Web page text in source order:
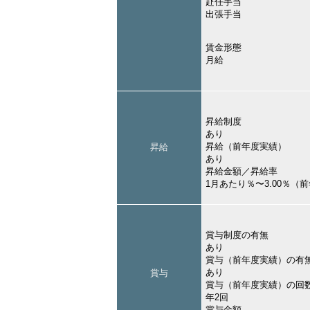
出張手当
賃金形態
月給
昇給
昇給制度
あり
昇給（前年度実績）
あり
昇給金額／昇給率
1月あたり％〜3.00％（前
賞与
賞与制度の有無
あり
賞与（前年度実績）の有
あり
賞与（前年度実績）の回
年2回